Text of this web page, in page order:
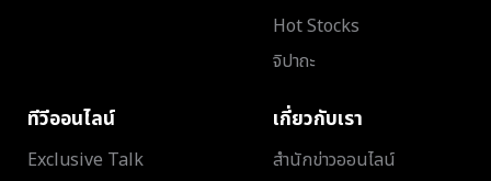
Hot Stocks
จิปาถะ
ทีวีออนไลน์
Exclusive Talk
เกี่ยวกับเรา
สำนักข่าวออนไลน์